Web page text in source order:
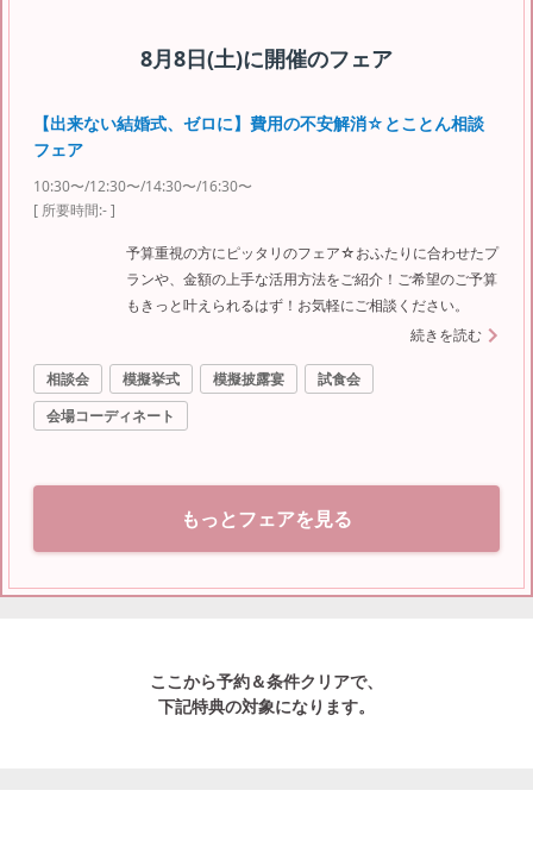
8月8日(土)に開催のフェア
【出来ない結婚式、ゼロに】費用の不安解消☆とことん相談
フェア
10:30〜/12:30〜/14:30〜/16:30〜
[ 所要時間:-]
予算重視の方にピッタリのフェア☆おふたりに合わせたプ
ランや、金額の上手な活用方法をご紹介！ご希望のご予算
もきっと叶えられるはず！お気軽にご相談ください。
続きを読む
相談会 模擬挙式 模擬披露宴
試食会
会場コーディネート
もっとフェアを見る
ここから予約＆条件クリアで、
下記特典の対象になります。